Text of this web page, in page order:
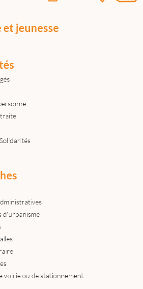
et jeunesse
d'urbanisme
voirie ou de stationnement